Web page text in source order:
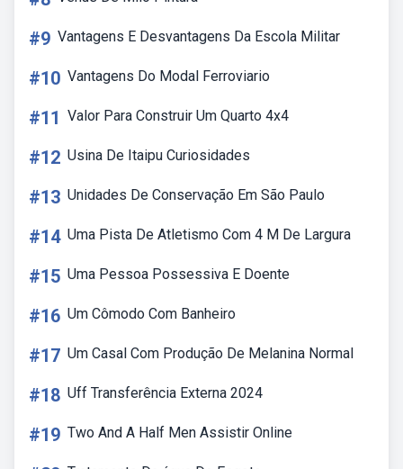
#9 Vantagens E Desvantagens Da Escola Militar
#10 Vantagens Do Modal Ferroviario
#11 Valor Para Construir Um Quarto 4x4
#12 Usina De Itaipu Curiosidades
#13 Unidades De Conservação Em São Paulo
#14 Uma Pista De Atletismo Com 4 M De Largura
#15 Uma Pessoa Possessiva E Doente
#16 Um Cômodo Com Banheiro
#17 Um Casal Com Produção De Melanina Normal
#18 Uff Transferência Externa 2024
#19 Two And A Half Men Assistir Online